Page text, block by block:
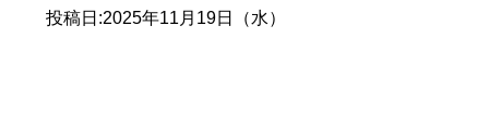
投稿日:2025年11月19日（水）